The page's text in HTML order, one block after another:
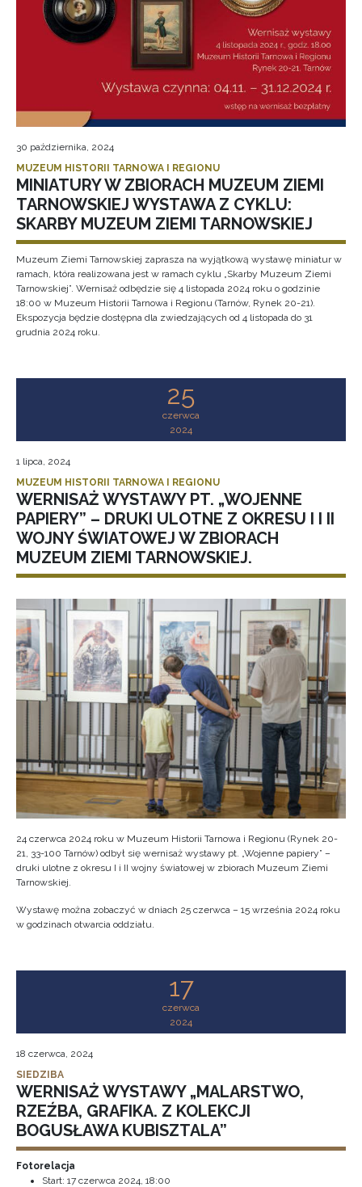
30 października, 2024
MUZEUM HISTORII TARNOWA I REGIONU
MINIATURY W ZBIORACH MUZEUM ZIEMI
TARNOWSKIEJ WYSTAWA Z CYKLU:
SKARBY MUZEUM ZIEMI TARNOWSKIEJ
Muzeum Ziemi Tarnowskiej zaprasza na wyjątkową wystawę miniatur w
ramach, która realizowana jest w ramach cyklu „Skarby Muzeum Ziemi
Tarnowskiej”. Wernisaż odbędzie się 4 listopada 2024 roku o godzinie
18:00 w Muzeum Historii Tarnowa i Regionu (Tarnów, Rynek 20-21).
Ekspozycja będzie dostępna dla zwiedzających od 4 listopada do 31
grudnia 2024 roku.
25
czerwca
2024
1 lipca, 2024
MUZEUM HISTORII TARNOWA I REGIONU
WERNISAŻ WYSTAWY PT. „WOJENNE
PAPIERY” – DRUKI ULOTNE Z OKRESU I I II
WOJNY ŚWIATOWEJ W ZBIORACH
MUZEUM ZIEMI TARNOWSKIEJ.
24 czerwca 2024 roku w Muzeum Historii Tarnowa i Regionu (Rynek 20-
21, 33-100 Tarnów) odbył się wernisaż wystawy pt. „Wojenne papiery” –
druki ulotne z okresu I i II wojny światowej w zbiorach Muzeum Ziemi
Tarnowskiej.
Wystawę można zobaczyć w dniach 25 czerwca – 15 września 2024 roku
w godzinach otwarcia oddziału.
17
czerwca
2024
18 czerwca, 2024
SIEDZIBA
WERNISAŻ WYSTAWY „MALARSTWO,
RZEŹBA, GRAFIKA. Z KOLEKCJI
BOGUSŁAWA KUBISZTALA”
Fotorelacja
Start: 17 czerwca 2024, 18:00